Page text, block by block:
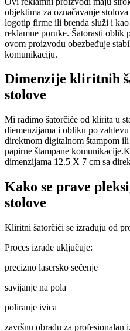
objektima za označavanje
logotip firme ili brenda služi i
reklamne poruke. Šatorasti oblik
ovom proizvodu obezbeđuje
komunikaciju.
Dimenzije kliritnih
stolove
Mi radimo šatorčiće od klirita u
diemenzijama i obliku po
direktnom digitalnom štampom
papirne štampane
dimenzijama 12.5 X 7 cm sa
Kako se prave
stolove
Kliritni šatorčići se izrađuju od
Proces izrade uključuje:
precizno lasersko sečenje
savijanje na pola
poliranje ivica
završnu obradu za profesionalan